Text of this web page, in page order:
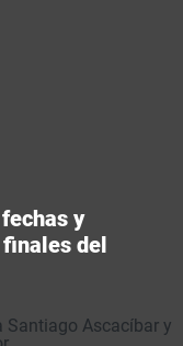
y
del